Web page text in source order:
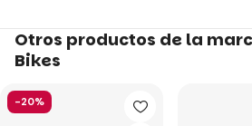
Otros productos de la
Bikes
-20%